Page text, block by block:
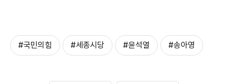
#국민의힘 #세종시당 #윤석열 #송아영